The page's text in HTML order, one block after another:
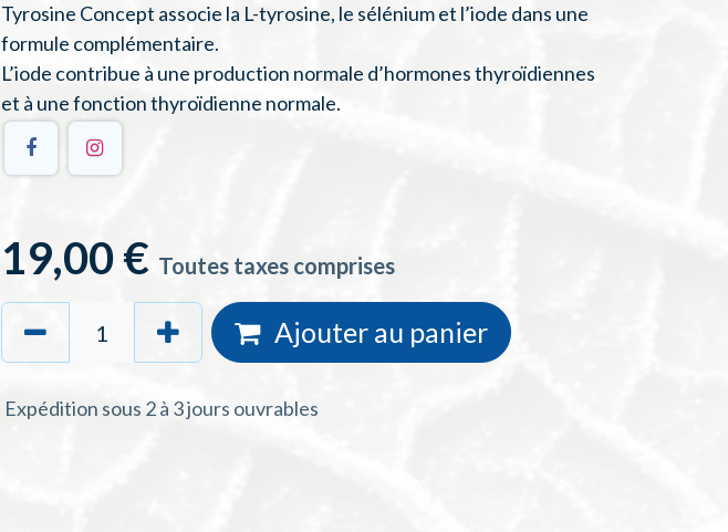
Tyrosine Concept associe la L-tyrosine, le sélénium et l’iode dans une
formule complémentaire.
L’iode contribue à une production normale d’hormones thyroïdiennes
et à une fonction thyroïdienne normale.
19,00€ Toutes taxes comprises
Ajouter au panier
Expédition sous 2 à 3 jours ouvrables